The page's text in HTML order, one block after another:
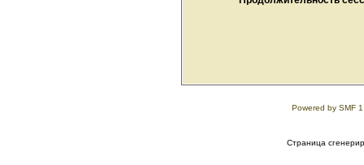
Powered by SMF
Страница